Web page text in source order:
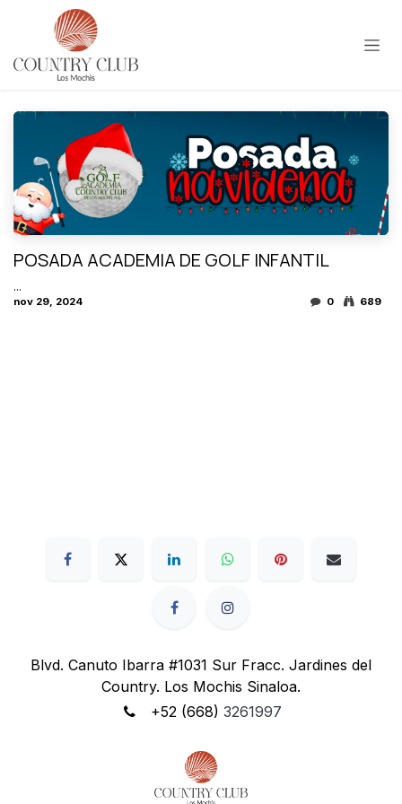
Ir al contenido
POSADA ACADEMIA DE GOLF INFANTIL
...
nov 29, 2024 0 689
Blvd. Canuto Ibarra #1031 Sur Fracc. Jardines del
Country. Los Mochis Sinaloa.
+52 (668) 3261997